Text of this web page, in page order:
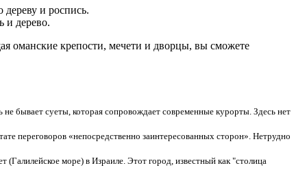
и роспись.
и дерево.
оманские крепости, мечети и дворцы, вы сможете
не бывает суеты, которая сопровождает современные курорты. Здесь нет
переговоров «непосредственно заинтересованных сторон». Нетрудно
море) в Израиле. Этот город, известный как "столица